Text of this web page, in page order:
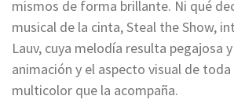
mismos de forma brillante. Ni qué
musical de la cinta, Steal the Show,
Lauv, cuya melodía resulta pegajosa
animación y el aspecto visual de
multicolor que la acompaña.